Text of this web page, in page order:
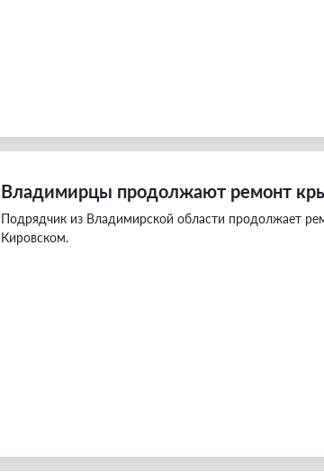
Владимирцы продолжают ремонт
Подрядчик из Владимирской области продолжает
Кировском.